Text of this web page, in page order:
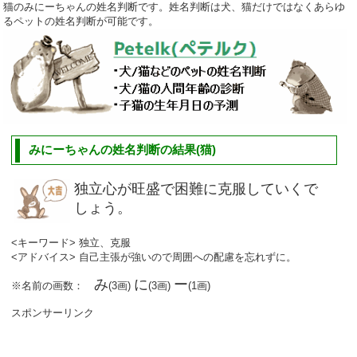
猫のみにーちゃんの姓名判断です。姓名判断は犬、猫だけではなくあらゆ
るペットの姓名判断が可能です。
みにーちゃんの姓名判断の結果(猫)
独立心が旺盛で困難に克服していくで
しょう。
<キーワード> 独立、克服
<アドバイス> 自己主張が強いので周囲への配慮を忘れずに。
※名前の画数：み(3画) に(3画) ー(1画)
スポンサーリンク